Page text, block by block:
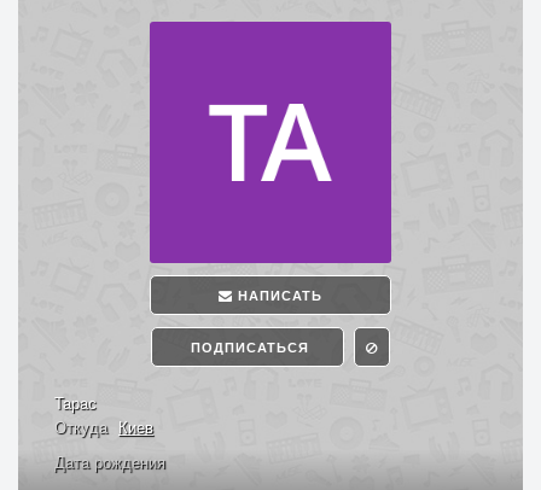
НАПИСАТЬ
ПОДПИСАТЬСЯ
Тарас
Откуда Киев
Дата рождения